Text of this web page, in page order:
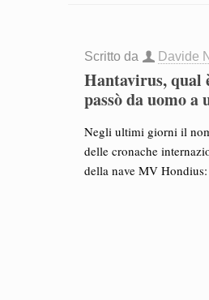
Scritto da Davide
Hantavirus,
passò da uomo a
Negli ultimi giorni il
delle cronache
della nave MV Hondius: